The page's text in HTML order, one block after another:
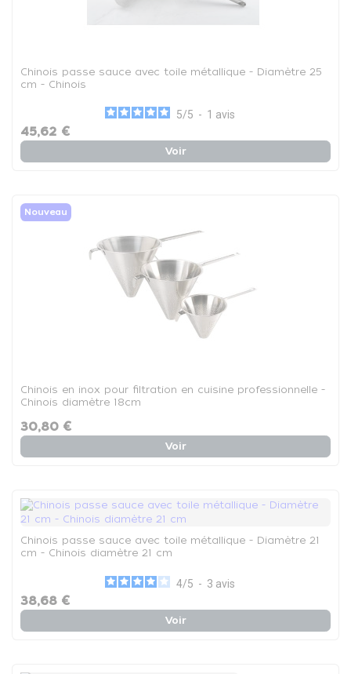
Chinois passe sauce avec toile métallique - Diamètre 25
cm - Chinois
5/5 - 1 avis
45,62 €
Voir
Nouveau
Chinois en inox pour filtration en cuisine professionnelle -
Chinois diamètre 18cm
30,80 €
Voir
Chinois passe sauce avec toile métallique - Diamètre 21
cm - Chinois diamètre 21 cm
4/5 - 3 avis
38,68 €
Voir